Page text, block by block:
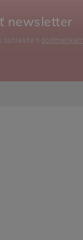
newsletter
súhlasíte s